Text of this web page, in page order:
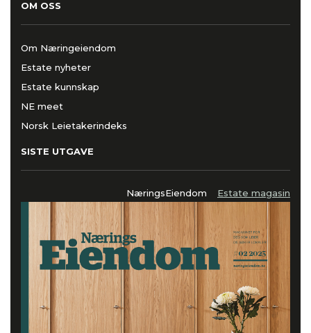
OM OSS
Om Næringeiendom
Estate nyheter
Estate kunnskap
NE meet
Norsk Leietakerindeks
SISTE UTGAVE
NæringsEiendom Estate magasin